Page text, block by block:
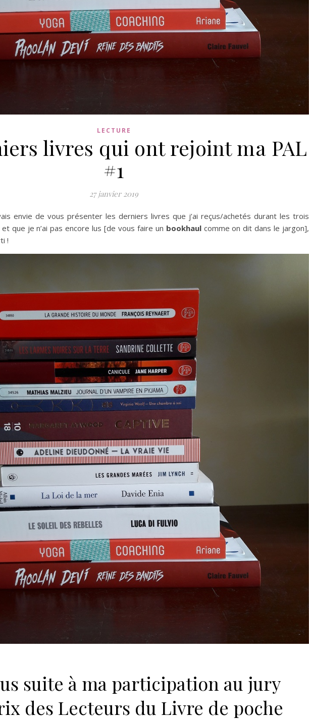
LECTURE
livres qui ont rejoint ma PAL
#1
27 janvier 2019
envie de vous présenter les derniers livres que j’ai reçus/achetés durant les trois
que je n’ai pas encore lus [de vous faire un bookhaulcomme on dit dans le jargon],
!
suite à ma participation au jury
des Lecteurs du Livre de poche